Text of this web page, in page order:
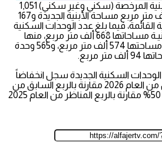
كما بلغ مجموع مساحة الأبنية المرخصة (سكني وغير سكني) 1,051
ألف متر مربع، منها 884 ألف متر مربع مساحة الأبنية الجديدة و167
القائمة، فيما بلغ عدد الوحدات السكنية
المرخصة 4,030 وحدة سكنيـة مساحاتها 668 ألف متر مربع، منها
3,465 وحدة سكنية جديدة مساحتها 574 ألف متر مربع، و565 وحدة
مربع.
الوحدات السكنية الجديدة سجل انخفاضاً
بنسبة 6% خلال الربع الاول من العام 2026 مقارنة بالربع السابق من